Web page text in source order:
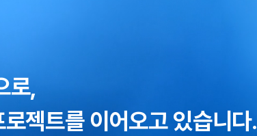
로,
젝트를 이어오고 있습니다.